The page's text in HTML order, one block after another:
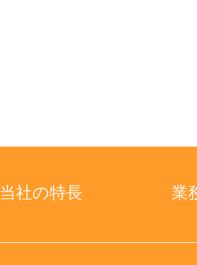
当社の特長 業